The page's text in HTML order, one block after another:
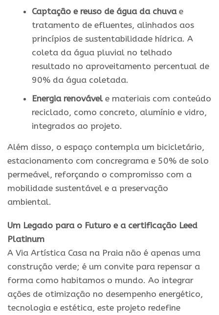
Captação e reuso de água da chuvae
tratamento de efluentes, alinhados aos
princípios de sustentabilidade hídrica. A
coleta da água pluvial no telhado
resultado no aproveitamento percentual de
90% da água coletada.
Energia renovávele materiais com conteúdo
reciclado, como concreto, alumínio e vidro,
integrados ao projeto.
Além disso, o espaço contempla um bicicletário,
estacionamento com concregrama e 50% de solo
permeável, reforçando o compromisso com a
mobilidade sustentável e a preservação
ambiental.
Um Legado para o Futuro e a certificação Leed
Platinum
A Via Artística Casa na Praia não é apenas uma
construção verde; é um convite para repensar a
forma como habitamos o mundo. Ao integrar
ações de otimização no desempenho energético,
tecnologia e estética, este projeto redefine